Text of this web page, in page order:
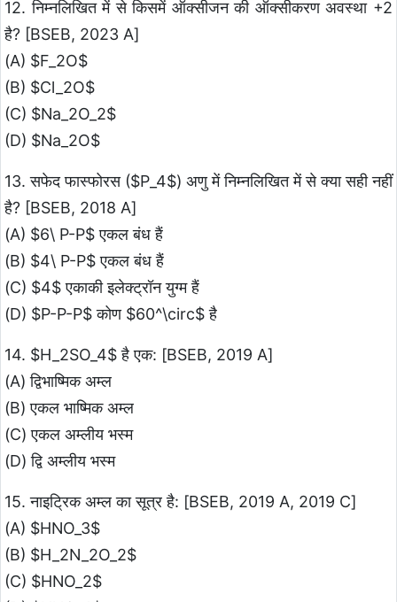
12. निम्नलिखित में से किसमें ऑक्सीजन की ऑक्सीकरण अवस्था +2
है? [BSEB, 2023 A]
(A) $F_2O$
(B) $Cl_2O$
(C) $Na_2O_2$
(D) $Na_2O$
13. सफेद फास्फोरस ($P_4$) अणु में निम्नलिखित में से क्या सही नहीं
है? [BSEB, 2018 A]
(A) $6\ P-P$ एकल बंध हैं
(B) $4\ P-P$ एकल बंध हैं
(C) $4$ एकाकी इलेक्ट्रॉन युग्म हैं
(D) $P-P-P$ कोण $60^\circ$ है
14. $H_2SO_4$ है एक: [BSEB, 2019 A]
(A) द्विभाष्मिक अम्ल
(B) एकल भाष्मिक अम्ल
(C) एकल अम्लीय भस्म
(D) द्वि अम्लीय भस्म
15. नाइट्रिक अम्ल का सूत्र है: [BSEB, 2019 A, 2019 C]
(A) $HNO_3$
(B) $H_2N_2O_2$
(C) $HNO_2$